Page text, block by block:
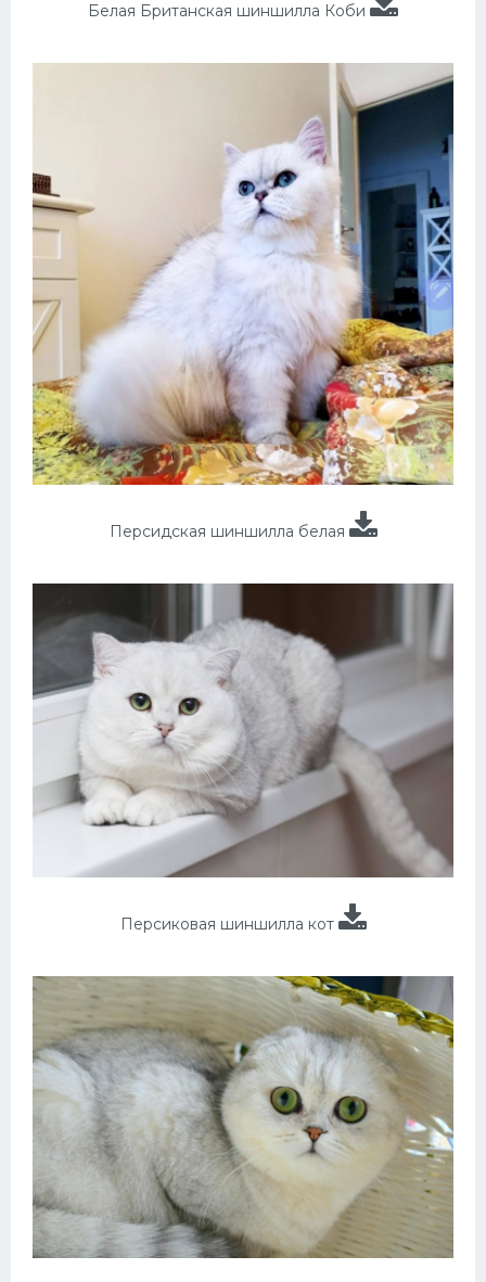
Белая Британская шиншилла Коби
Персидская шиншилла белая
Персиковая шиншилла кот